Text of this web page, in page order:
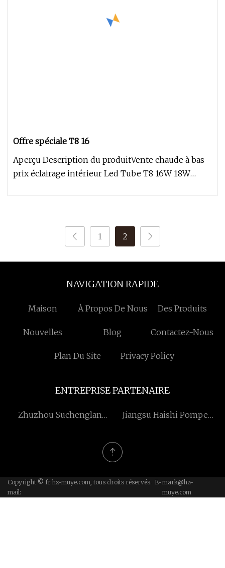
Offre spéciale T8 16
Aperçu Description du produitVente chaude à bas
prix éclairage intérieur Led Tube T8 16W 18W
1 2
NAVIGATION RAPIDE
Maison À Propos De Nous Des Produits
Nouvelles Blog Contactez-Nous
Plan Du Site Privacy Policy
ENTREPRISE PARTENAIRE
Zhuzhou Suchenglan
Jiangsu Haishi Pompe
Copyright © fr.hz-muye.com, tous droits réservés. E-
mail:
mark@hz-
muye.com